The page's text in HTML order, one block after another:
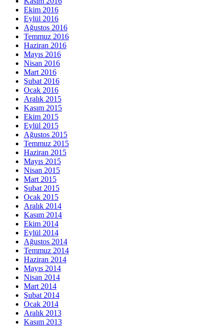
Ekim 2016
Eylül 2016
Ağustos 2016
Temmuz 2016
Haziran 2016
Mayıs 2016
Nisan 2016
Mart 2016
Şubat 2016
Ocak 2016
Aralık 2015
Kasım 2015
Ekim 2015
Eylül 2015
Ağustos 2015
Temmuz 2015
Haziran 2015
Mayıs 2015
Nisan 2015
Mart 2015
Şubat 2015
Ocak 2015
Aralık 2014
Kasım 2014
Ekim 2014
Eylül 2014
Ağustos 2014
Temmuz 2014
Haziran 2014
Mayıs 2014
Nisan 2014
Mart 2014
Şubat 2014
Ocak 2014
Aralık 2013
Kasım 2013